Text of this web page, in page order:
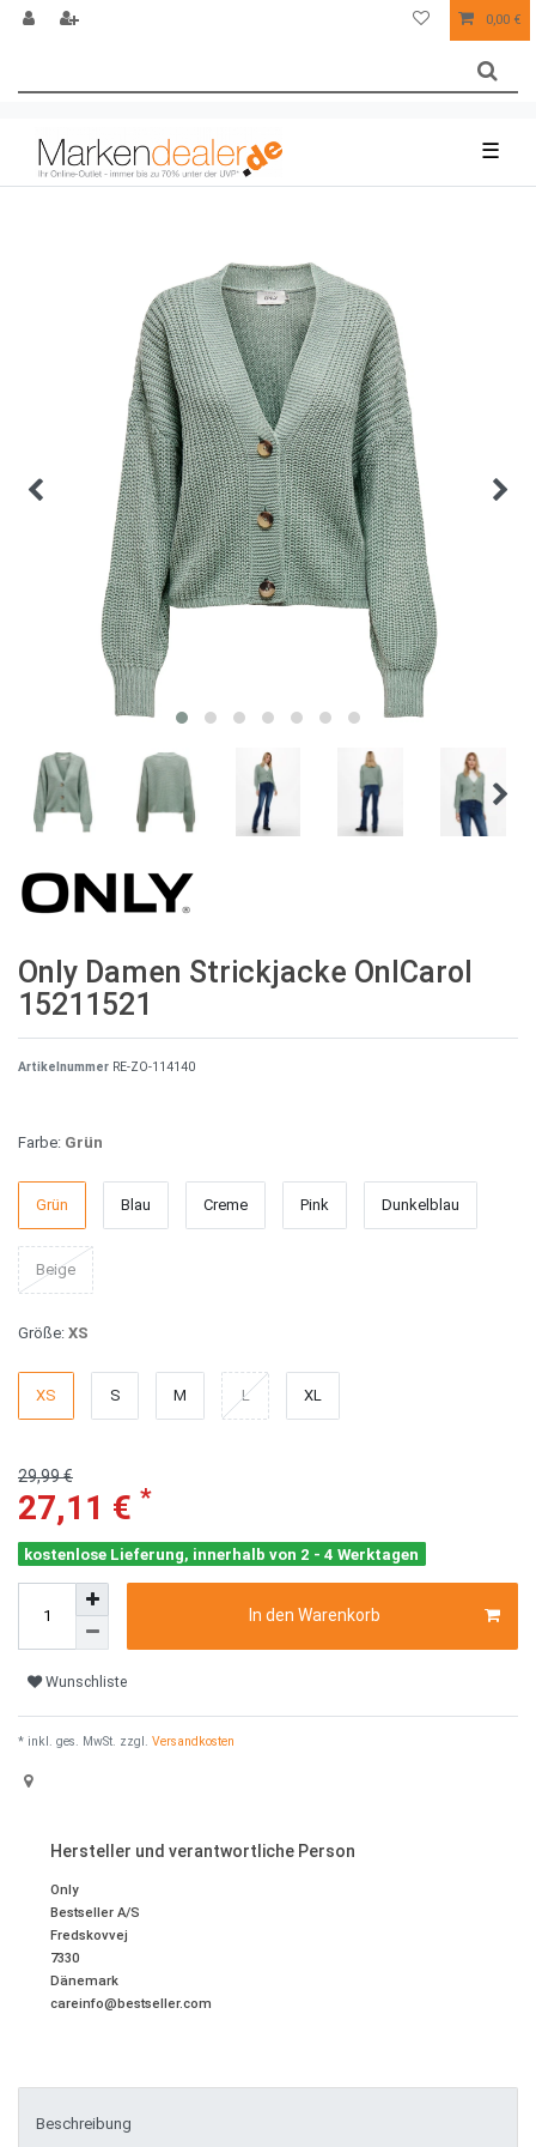
0,00 €
☰
Only Damen Strickjacke OnlCarol
15211521
Artikelnummer RE-ZO-114140
Farbe: Grün
Grün Blau Creme Pink Dunkelblau
Beige
Größe: XS
XS S M L XL
29,99 €
27,11 € *
kostenlose Lieferung, innerhalb von 2 - 4 Werktagen
In den Warenkorb
Wunschliste
* inkl. ges. MwSt. zzgl. Versandkosten
Hersteller und verantwortliche Person
Only
Bestseller A/S
Fredskovvej
7330
Dänemark
careinfo@bestseller.com
Beschreibung